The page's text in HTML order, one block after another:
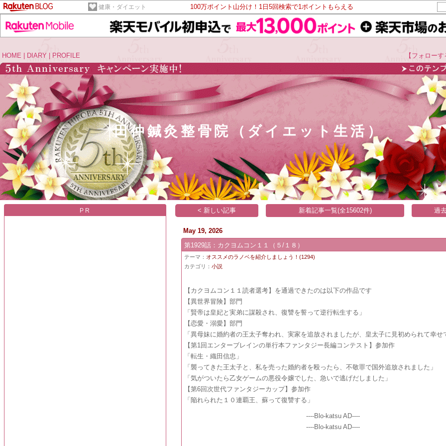
健康・ダイエット 100万ポイント山分け！1日5回検索で1ポイントもらえる
HOME DIARY PROFILE 【フォロー
田仲鍼灸整骨院（ダイエット生活）
PR < 新しい記事 新着記事一覧(全15602件) 過
May 19, 2026
第1929話：カクヨムコン１１（５/１８）
テーマ： オススメのラノベを紹介しましょう！(1294)
カテゴリ：小説
【カクヨムコン１１読者選考】を通過できたのは以下の作品です
【異世界冒険】部門
「賢帝は皇妃と実弟に謀殺され、復讐を誓って逆行転生する」
【恋愛・溺愛】部門
「異母妹に婚約者の王太子奪われ、実家を追放されましたが、皇太子に見初められて幸せ
【第1回エンターブレインの単行本ファンタジー長編コンテスト】参加作
「転生・織田信忠」
「襲ってきた王太子と、私を売った婚約者を殴ったら、不敬罪で国外追放されました」
「気がついたら乙女ゲームの悪役令嬢でした、急いで逃げだしました」
【第6回次世代ファンタジーカップ】参加作
「陥れられた１０連覇王、蘇って復讐する」
----Blo-katsu AD----
----Blo-katsu AD----